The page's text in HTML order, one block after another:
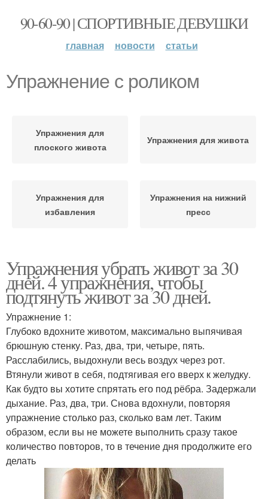
90-60-90 | СПОРТИВНЫЕ ДЕВУШКИ
главная новости статьи
Упражнение с роликом
Упражнения для
плоского живота
Упражнения для живота
Упражнения для
избавления
Упражнения на нижний
пресс
Упражнения убрать живот за 30
дней. 4 упражнения, чтобы
подтянуть живот за 30 дней.
Упражнение 1:
Глубоко вдохните животом, максимально выпячивая
брюшную стенку. Раз, два, три, четыре, пять.
Расслабились, выдохнули весь воздух через рот.
Втянули живот в себя, подтягивая его вверх к желудку.
Как будто вы хотите спрятать его под рёбра. Задержали
дыхание. Раз, два, три. Снова вдохнули, повторяя
упражнение столько раз, сколько вам лет. Таким
образом, если вы не можете выполнить сразу такое
количество повторов, то в течение дня продолжите его
делать